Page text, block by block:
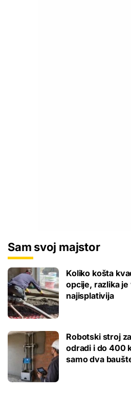
Sam svoj majstor
Koliko košta
opcije, razlika
najisplativija
Robotski stroj
odradi i do 400
samo dva